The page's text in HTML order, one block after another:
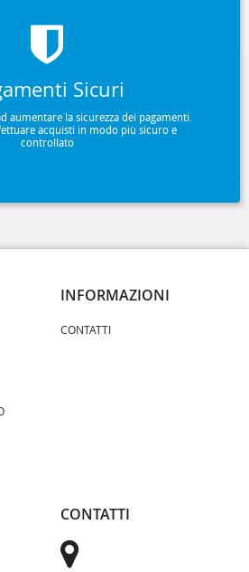
Sicuri
aumentare la sicurezza dei pagamenti.
acquisti in modo più sicuro e
controllato
INFORMAZIONI
CONTATTI
CONTATTI